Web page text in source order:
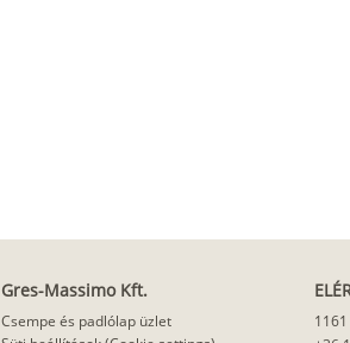
Gres-Massimo Kft.
Csempe és padlólap üzlet